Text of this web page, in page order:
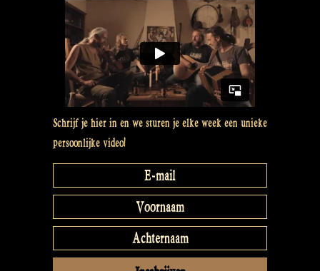
Schrijf je hier in en we sturen je elke week een unieke
persoonlijke video!